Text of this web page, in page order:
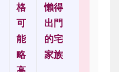
格
可
能
略
懶得
出門
的宅
家族